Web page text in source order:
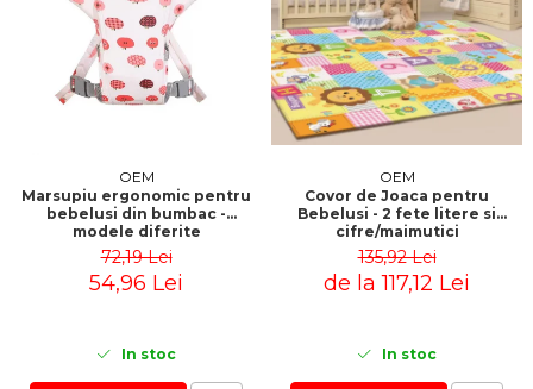
OEM
Marsupiu ergonomic pentru
bebelusi din bumbac -
modele diferite
72,19 Lei
54,96 Lei
In stoc
OEM
Covor de Joaca pentru
Bebelusi - 2 fete litere si
cifre/maimutici
135,92 Lei
de la 117,12 Lei
In stoc